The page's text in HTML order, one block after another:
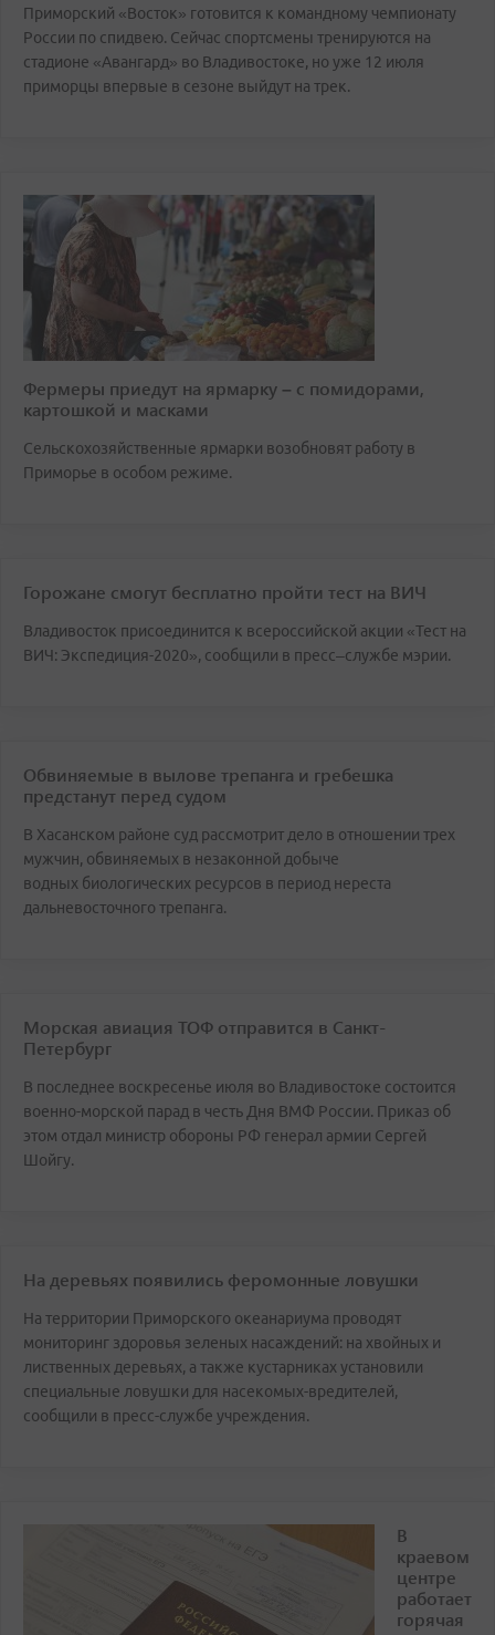
Приморский «Восток» готовится к командному чемпионату
России по спидвею. Сейчас спортсмены тренируются на
стадионе «Авангард» во Владивостоке, но уже 12 июля
приморцы впервые в сезоне выйдут на трек.
Фермеры приедут на ярмарку – с помидорами,
картошкой и масками
Сельскохозяйственные ярмарки возобновят работу в
Приморье в особом режиме.
Горожане смогут бесплатно пройти тест на ВИЧ
Владивосток присоединится к всероссийской акции «Тест на
ВИЧ: Экспедиция-2020», сообщили в пресс–службе мэрии.
Обвиняемые в вылове трепанга и гребешка
предстанут перед судом
В Хасанском районе суд рассмотрит дело в отношении трех
мужчин, обвиняемых в незаконной добыче
водных биологических ресурсов в период нереста
дальневосточного трепанга.
Морская авиация ТОФ отправится в Санкт-
Петербург
В последнее воскресенье июля во Владивостоке состоится
военно-морской парад в честь Дня ВМФ России. Приказ об
этом отдал министр обороны РФ генерал армии Сергей
Шойгу.
На деревьях появились феромонные ловушки
На территории Приморского океанариума проводят
мониторинг здоровья зеленых насаждений: на хвойных и
лиственных деревьях, а также кустарниках установили
специальные ловушки для насекомых-вредителей,
сообщили в пресс-службе учреждения.
В
краевом
центре
работает
горячая